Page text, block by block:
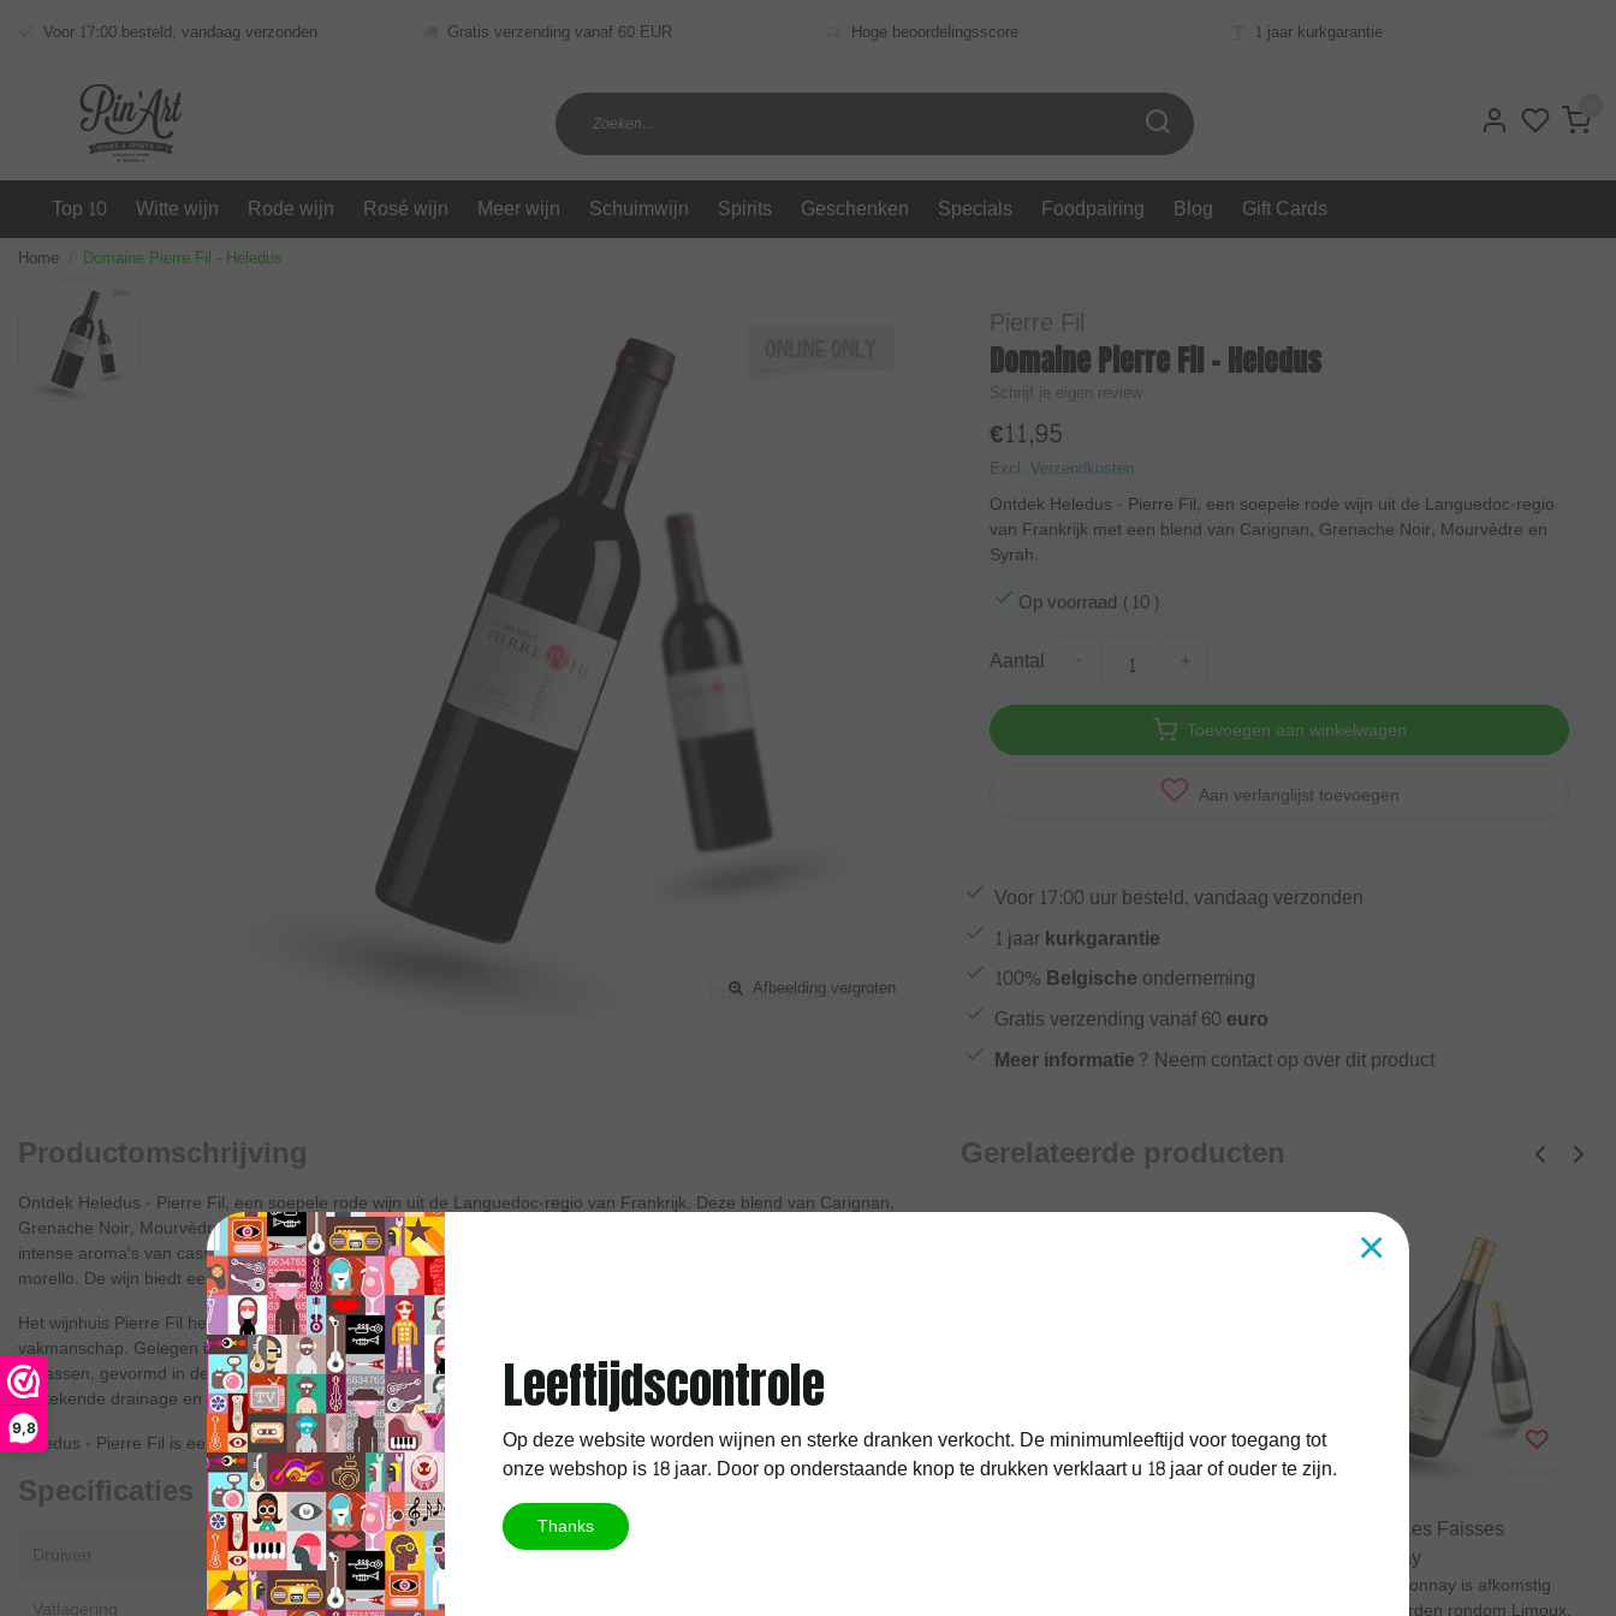
9,8
Voor 17:00 besteld, vandaag verzonden Gratis verzending vanaf 60 EUR Hoge beoordelingsscore 1 jaar kurkgarantie
Top 10 Witte wijn Rode wijn Rosé wijn Meer wijn Schuimwijn Spirits Geschenken Specials Foodpairing Blog Gift Cards
Home Domaine Pierre Fil - Heledus
Afbeelding vergroten
Pierre Fil
Domaine Pierre Fil - Heledus
Schrijf je eigen review
€11,95
Excl. Verzendkosten
Ontdek Heledus - Pierre Fil, een soepele rode wijn uit de Languedoc-regio
van Frankrijk met een blend van Carignan, Grenache Noir, Mourvèdre en
Syrah.
Op voorraad (10)
Aantal +
Toevoegen aan winkelwagen
Aan verlanglijst toevoegen
Voor 17:00 uur besteld, vandaag verzonden
1 jaarkurkgarantie
100%Belgische onderneming
Gratis verzending vanaf60 euro
Meer informatie? Neem contact op over dit product
Productomschrijving
Ontdek Heledus - Pierre Fil, een soepele rode wijn uit de Languedoc-regio van Frankrijk. Deze blend van Carignan,
Grenache Noir, Mourvèdre en Syrah rijpt gedurende 12 maanden in roestvrijstalen tanks, wat resulteert in een wijn met
intense aroma's van cassis en een rijke mix van rood- en zwart fruit, met opmerkelijke tonen van zwarte bes en
morello. De wijn biedt een zijdezachte textuur en goed geïntegreerde tannines.
Het wijnhuis Pierre Fil heeft een erfgoed dat teruggaat tot zeven generaties, met een sterke nadruk op traditioneel
vakmanschap. Gelegen in Mailhac, nabij Narbonne, profiteert de wijngaard van een uniek terroir van zandstenen
terrassen, gevormd in de oude bedding van een afgeleide rivier. De bodem, gekenmerkt door dikke, ronde keien, biedt
uitstekende drainage en beluchting voor de wijnstokken.
Heledus - Pierre Fil is een veelzijdige wijn die uitstekend samengaat met gegrild vlees en gevogelte.
Specificaties
Druiven
Carignan, Grenache Noir, Mourvèdre en Syrah
Vatlagering
12 maanden op Inox cuves
Gerelateerde producten
Calmel & Joseph Vieux
Carignan
De oude wijnstokken van meer
Paul Mas Les Faisses
Chardonnay
Deze Chardonnay is afkomstig
×
Leeftijdscontrole
Op deze website worden wijnen en sterke dranken verkocht. De minimumleeftijd voor toegang tot
onze webshop is 18 jaar. Door op onderstaande knop te drukken verklaart u 18 jaar of ouder te zijn.
Thanks